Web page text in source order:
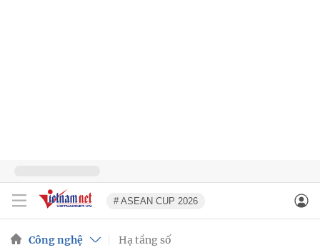
# ASEAN CUP 2026
Công nghệ Hạ tầng số